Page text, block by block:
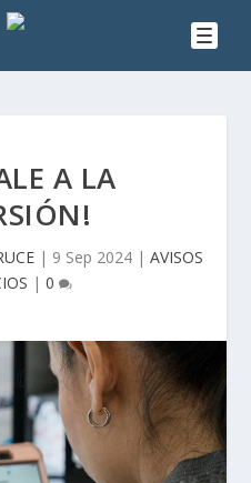
A LA
| 9 Sep 2024| AVISOS
| 0